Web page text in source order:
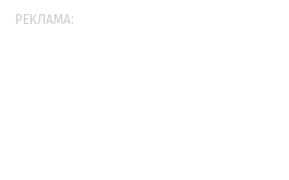
РЕКЛАМА: